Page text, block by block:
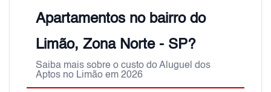
Apartamentos no bairro do
Limão, Zona Norte - SP?
Saiba mais sobre o custo do Aluguel dos
Aptos no Limão em 2026